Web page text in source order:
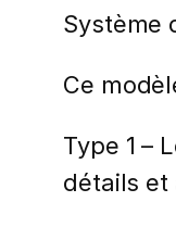
Système
Ce
Type 1 –
détails et